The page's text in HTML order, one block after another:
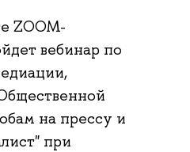
ZOOM-
вебинар по
на прессу и
при